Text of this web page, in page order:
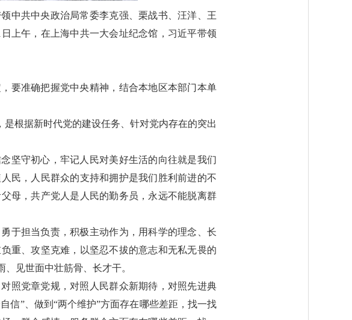
中共中央政治局常委李克强、栗战书、汪洋、王
上午，在上海中共一大会址纪念馆，习近平带领
要准确把握党中央精神，结合本地区本部门本单
根据新时代党的建设任务、针对党内存在的突出
坚守初心，牢记人民对美好生活的向往就是我们
民，人民群众的支持和拥护是我们胜利前进的不
母，共产党人是人民的勤务员，永远不能脱离群
于担当负责，积极主动作为，用科学的理念、长
重、攻坚克难，以坚忍不拔的意志和无私无畏的
见世面中壮筋骨、长才干。
照党章党规，对照人民群众新期待，对照先进典
信”、做到“两个维护”方面存在哪些差距，找一找